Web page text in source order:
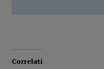
Correlati